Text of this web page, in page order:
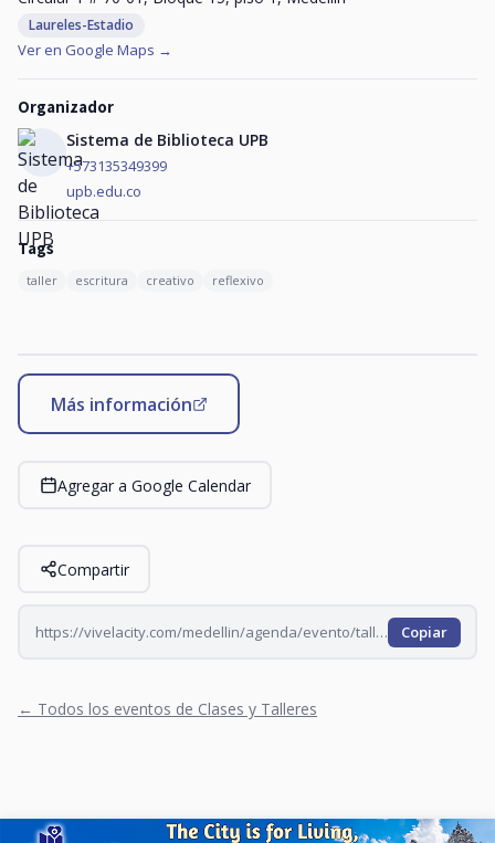
Laureles-Estadio
Ver en Google Maps →
Organizador
Sistema de Biblioteca UPB
+573135349399
upb.edu.co
Tags
taller escritura creativo reflexivo
Más información
Agregar a Google Calendar
Compartir
https://vivelacity.com/medellin/agenda/evento/taller-de-escritura-con-lucas-vargas-2026-08-21 Copiar
← Todos los eventos de Clases y Talleres